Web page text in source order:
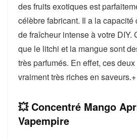
des fruits exotiques est
célèbre fabricant. Il a la capacité
de fraîcheur intense à votre DIY.
que le litchi et la mangue sont
très parfumés. En effet, ces
vraiment très riches en saveurs.+
💥 Concentré Mango
Vapempire